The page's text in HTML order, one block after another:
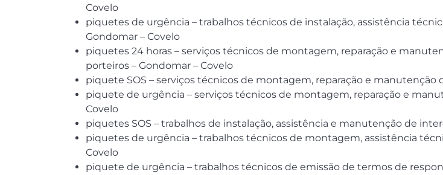
Covelo
piquetes de urgência – trabalhos técnicos de instalação, assistência
Gondomar – Covelo
piquetes 24 horas – serviços técnicos de montagem, reparação e
porteiros – Gondomar – Covelo
piquete SOS – serviços técnicos de montagem, reparação e manutenção
piquete de urgência – serviços técnicos de montagem, reparação e
Covelo
piquetes SOS – trabalhos de instalação, assistência e manutenção de
piquetes de urgência – trabalhos técnicos de montagem, assistência
Covelo
piquete de urgência – trabalhos técnicos de emissão de termos de